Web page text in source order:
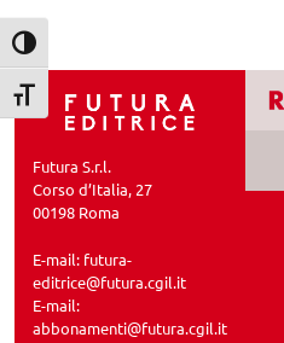
Attiva/disattiva alto contrasto
Attiva/disattiva dimensione testo
Futura S.r.l.
Corso d’Italia, 27
00198 Roma
E-mail: futura-
editrice@futura.cgil.it
E-mail:
abbonamenti@futura.cgil.it